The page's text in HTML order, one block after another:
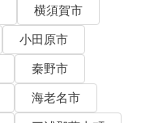
横須賀市
小田原市
秦野市
海老名市